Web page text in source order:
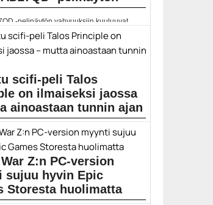
-pelinäytön vahvuuksiin kuuluuvat
runsaat...
scifi-peli Talos
on ilmaiseksi jaossa
ainoastaan tunnin ajan
Store tarjoaa parhaillaan ilmaiseksi Talos
store
Z:n PC-version
sujuu hyvin Epic
Storesta huolimatta